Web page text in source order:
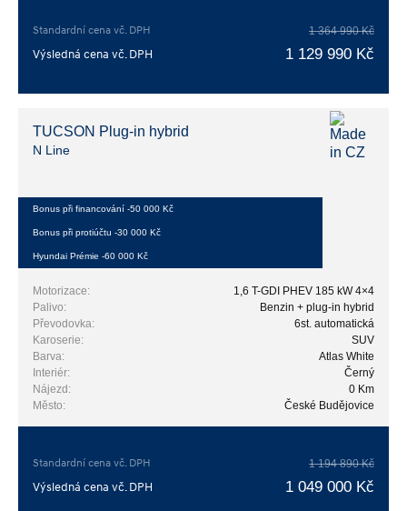
Standardní cena vč. DPH 1 364 990 Kč
Výsledná cena vč. DPH 1 129 990 Kč
TUCSON Plug-in hybrid
N Line
Bonus při financování -50 000 Kč
Bonus při protiúčtu -30 000 Kč
Hyundai Prémie -60 000 Kč
Motorizace:
1,6 T-GDI PHEV 185 kW 4×4
Palivo:
Benzin + plug-in hybrid
Převodovka:
6st. automatická
Karoserie:
SUV
Barva:
Atlas White
Interiér:
Černý
Nájezd:
0 Km
Město:
České Budějovice
Standardní cena vč. DPH 1 194 890 Kč
Výsledná cena vč. DPH 1 049 000 Kč